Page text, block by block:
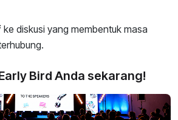
ke diskusi yang membentuk masa
Bird Anda sekarang!